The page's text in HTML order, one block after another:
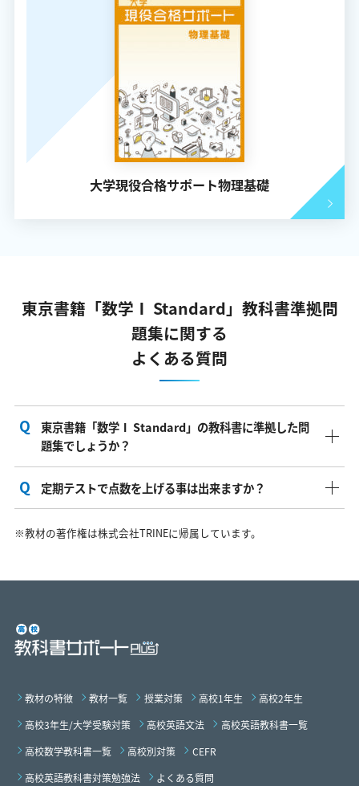
大学現役合格サポート物理基礎
東京書籍「数学Ⅰ Standard」教科書準拠問
題集に関する
よくある質問
東京書籍「数学Ⅰ Standard」の教科書に準拠した問
題集でしょうか？
はい。そうです。高校教科書サポートPlusは東京書籍
「数学Ⅰ Standard」の教科書に対応した準拠教材です。
定期テストで点数を上げる事は出来ますか？
はい。可能です。東京書籍「数学Ⅰ Standard」の教科書
※教材の著作権は株式会社TRINEに帰属しています。
教材の特徴 教材一覧 授業対策 高校1年生
高校2年生
高校3年生/大学受験対策
高校英語文法
高校英語教科書一覧
高校数学教科書一覧
高校別対策
CEFR
高校英語教科書対策勉強法
よくある質問